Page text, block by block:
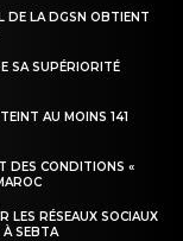
DE LA DGSN OBTIENT
SA SUPÉRIORITÉ
AU MOINS 141
DES CONDITIONS «
LES RÉSEAUX SOCIAUX
À SEBTA